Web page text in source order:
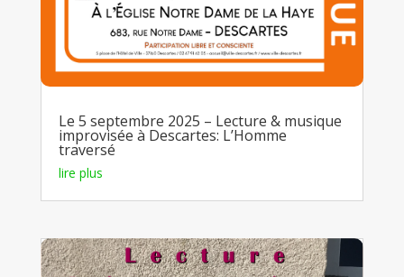
Le 5 septembre 2025 – Lecture & musique
improvisée à Descartes: L’Homme
traversé
lire plus